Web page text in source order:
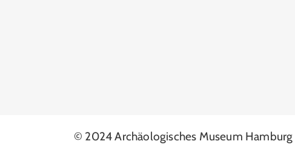
© 2024 Archäologisches Museum